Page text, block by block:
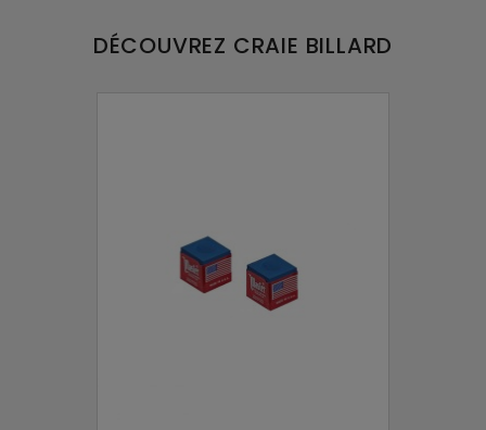
DÉCOUVREZ CRAIE BILLARD